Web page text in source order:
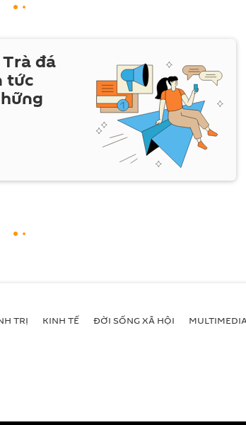
Trà đá
tức
TRỊ KINH TẾ ĐỜI SỐNG XÃ HỘI